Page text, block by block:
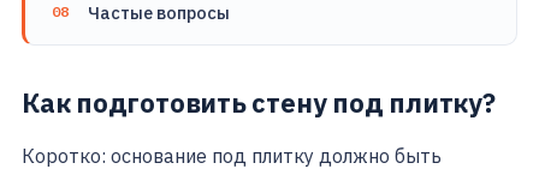
Частые вопросы
Как подготовить стену под плитку?
Коротко: основание под плитку должно быть